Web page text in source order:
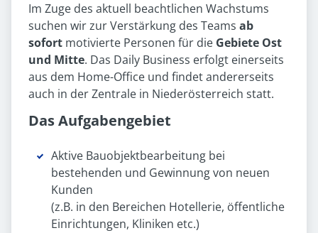
Im Zuge des aktuell beachtlichen Wachstums
suchen wir zur Verstärkung des Teams ab
sofort motivierte Personen für die Gebiete Ost
und Mitte. Das Daily Business erfolgt einerseits
aus dem Home-Office und findet andererseits
auch in der Zentrale in Niederösterreich statt.
Das Aufgabengebiet
Aktive Bauobjektbearbeitung bei
bestehenden und Gewinnung von neuen
Kunden
(z.B. in den Bereichen Hotellerie, öffentliche
Einrichtungen, Kliniken etc.)